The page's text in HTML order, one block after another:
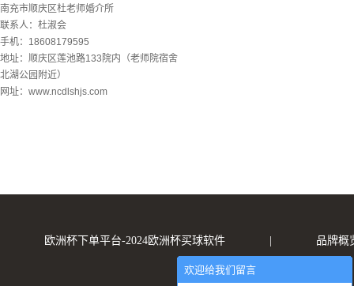
南充市顺庆区杜老师婚介所
联系人：杜淑会
手机：18608179595
地址：顺庆区莲池路133院内（老师院宿舍
北湖公园附近）
网址：www.ncdlshjs.com
欧洲杯下单平台-2024欧洲杯买球软件 品牌概
欢迎给我们留言